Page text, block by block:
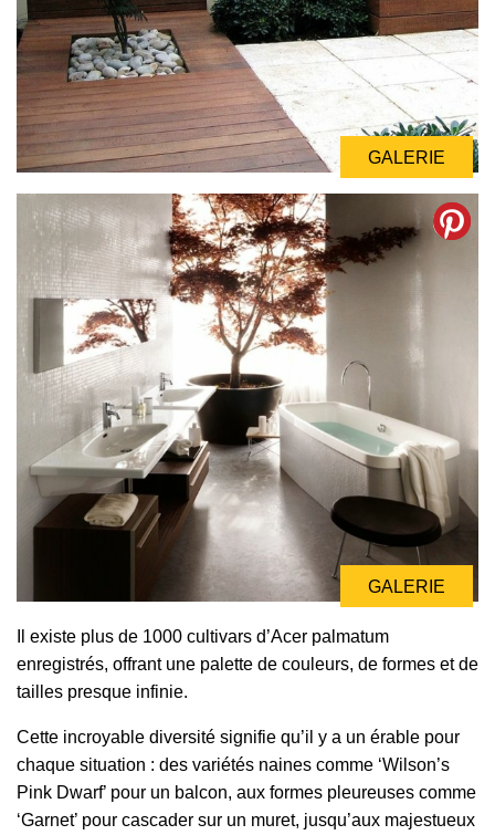
GALERIE
GALERIE
Il existe plus de 1000 cultivars d’Acer palmatum
enregistrés, offrant une palette de couleurs, de formes et de
tailles presque infinie.
Cette incroyable diversité signifie qu’il y a un érable pour
chaque situation : des variétés naines comme ‘Wilson’s
Pink Dwarf’ pour un balcon, aux formes pleureuses comme
‘Garnet’ pour cascader sur un muret, jusqu’aux majestueux